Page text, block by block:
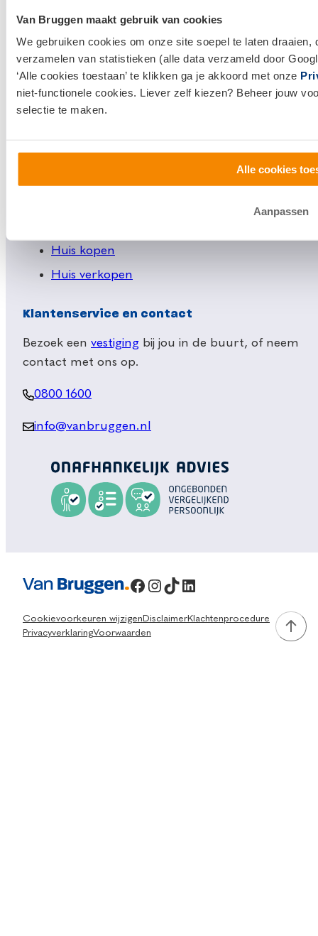
Van Bruggen maakt gebruik van cookies
We gebruiken cookies om onze site soepel te laten
verzamelen van statistieken (alle data verzameld door
‘Alle cookies toestaan’ te klikken ga je akkoord met onze
niet-functionele cookies. Liever zelf kiezen? Beheer jouw
selectie te maken.
Alle cookies
Aanpassen
Links
Hypotheken
Actuele hypotheekrentes
Huis kopen
Huis verkopen
Klantenservice en contact
Bezoek een vestiging bij jou in de buurt, of neem
contact met ons op.
0800 1600
info@vanbruggen.nl
Facebook
Instagram
TikTok
LinkedIn
Cookievoorkeuren wijzigen DisclaimerKlachtenprocedure
PrivacyverklaringVoorwaarden